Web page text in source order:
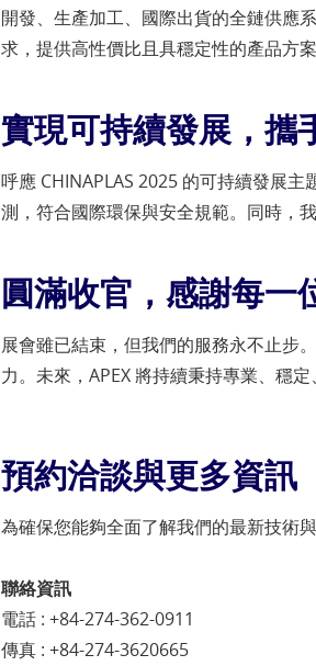
開發、生產加工、國際出貨的全鏈供應
求，提供高性價比且具穩定性的產品方案
實現可持續發展，攜
呼應 CHINAPLAS 2025 的可持續發展
測，符合國際環保與安全規範。同時，
圓滿收官，感謝每一
展會雖已結束，但我們的服務永不止步
力。未來，APEX 將持續秉持專業、穩
預約洽談與更多資訊
為確保您能夠全面了解我們的最新技術
聯絡資訊
電話 : +84-274-362-0911
傳真 : +84-274-3620665